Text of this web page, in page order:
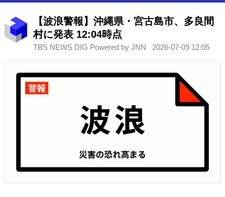
【波浪警報】沖縄県・宮古島市、多良間
村に発表 12:04時点
TBS NEWS DIG Powered by JNN 2026-07-09 12:05